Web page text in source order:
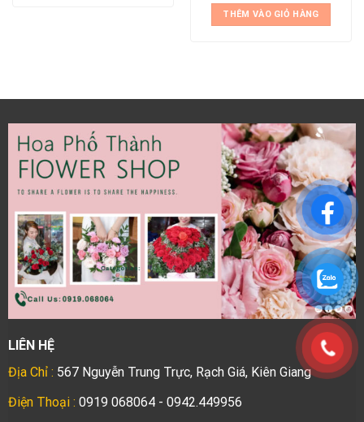
THÊM VÀO GIỎ HÀNG
LIÊN HỆ
Địa Chỉ : 567 Nguyễn Trung Trực, Rạch Giá, Kiên Giang
Điện Thoại : 0919 068064 - 0942.449956